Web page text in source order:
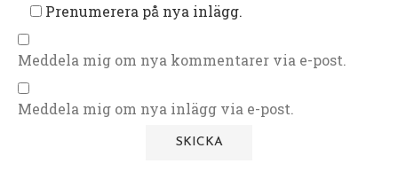
Prenumerera på nya inlägg.
Meddela mig om nya kommentarer via e-post.
Meddela mig om nya inlägg via e-post.